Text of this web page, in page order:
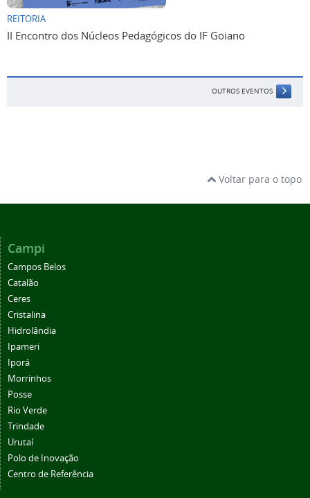
REITORIA
II Encontro dos Núcleos Pedagógicos do IF Goiano
OUTROS EVENTOS
Voltar para o topo
Campi
Campos Belos
Catalão
Ceres
Cristalina
Hidrolândia
Ipameri
Iporá
Morrinhos
Posse
Rio Verde
Trindade
Urutaí
Polo de Inovação
Centro de Referência